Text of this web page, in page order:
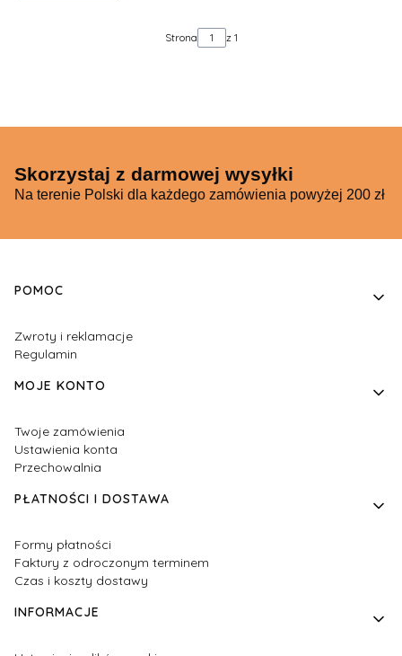
Strona z 1
Skorzystaj z darmowej wysyłki
Na terenie Polski dla każdego zamówienia powyżej 200 zł
Linki w stopce
POMOC
Zwroty i reklamacje
Regulamin
MOJE KONTO
Twoje zamówienia
Ustawienia konta
Przechowalnia
PŁATNOŚCI I DOSTAWA
Formy płatności
Faktury z odroczonym terminem
Czas i koszty dostawy
INFORMACJE